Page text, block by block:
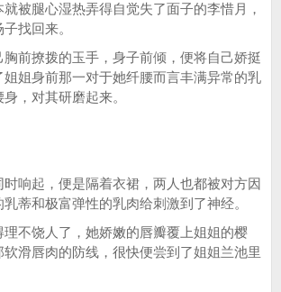
被腿心湿热弄得自觉失了面子的李惜月，
找回来。
前撩拨的玉手，身子前倾，便将自己娇挺
姐姐身前那一对于她纤腰而言丰满异常的乳
，对其研磨起来。
响起，便是隔着衣裙，两人也都被对方因
蒂和极富弹性的乳肉给刺激到了神经。
不饶人了，她娇嫩的唇瓣覆上姐姐的樱
软滑唇肉的防线，很快便尝到了姐姐兰池里